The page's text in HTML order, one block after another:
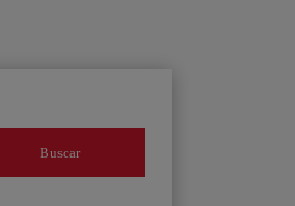
Buscar